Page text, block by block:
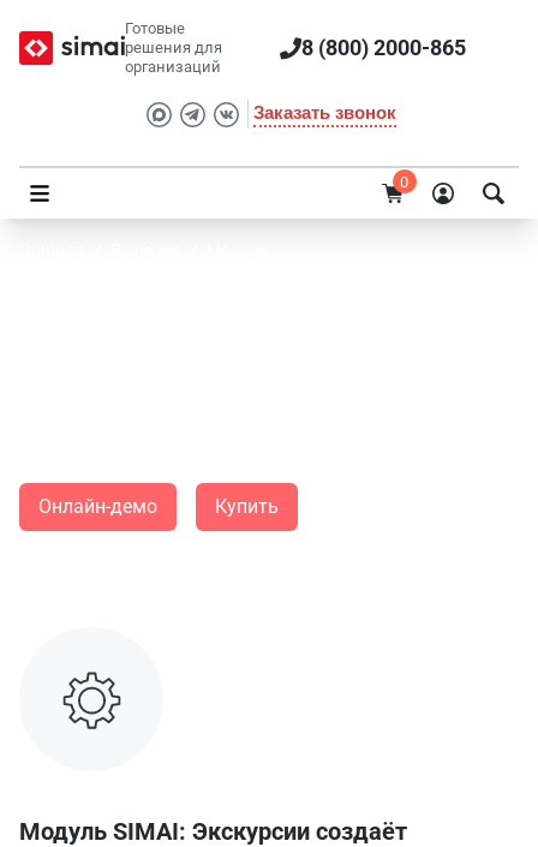
Готовые
решения для
организаций
8 (800) 2000-865
Заказать звонок
0
Онлайн-демо Купить
Модуль SIMAI: Экскурсии создаёт